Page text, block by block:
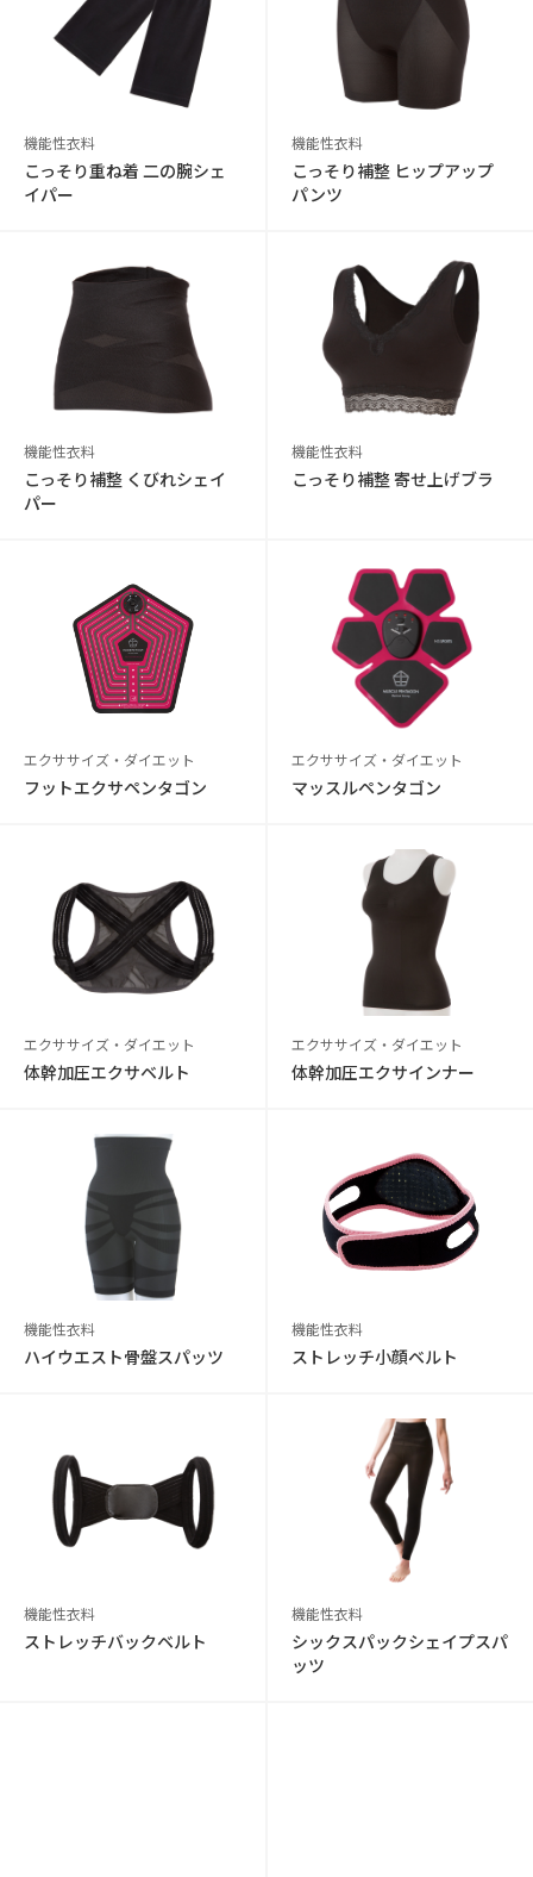
機能性衣料
こっそり重ね着 二の腕シェ
イパー
機能性衣料
こっそり補整 ヒップアップ
パンツ
機能性衣料
こっそり補整 くびれシェイ
パー
機能性衣料
こっそり補整 寄せ上げブラ
エクササイズ・ダイエット
フットエクサペンタゴン
エクササイズ・ダイエット
マッスルペンタゴン
エクササイズ・ダイエット
体幹加圧エクサベルト
エクササイズ・ダイエット
体幹加圧エクサインナー
機能性衣料
ハイウエスト骨盤スパッツ
機能性衣料
ストレッチ小顔ベルト
機能性衣料
ストレッチバックベルト
機能性衣料
シックスパックシェイプスパ
ッツ